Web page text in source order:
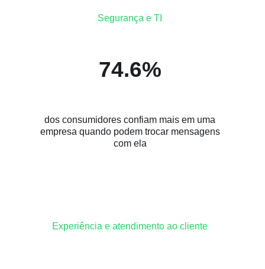
Segurança e TI
74.6%
dos consumidores confiam mais em uma
empresa quando podem trocar mensagens
com ela
Experiência e atendimento ao cliente